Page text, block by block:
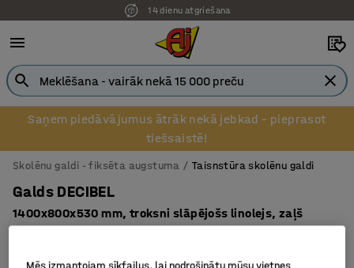
14 dienu atgriešana
Saņem piedāvājumus ātrāk nekā jebkad – pieprasot
tiešsaistē!
Skolēnu galdi - fiksēta augstuma Taisnstūra skolēnu galdi
Galds DECIBEL
1400x800x530 mm, troksni slāpējošs linolejs, zaļš